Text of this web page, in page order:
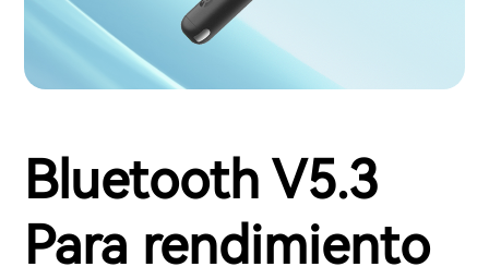
Bluetooth V5.3
Para rendimiento